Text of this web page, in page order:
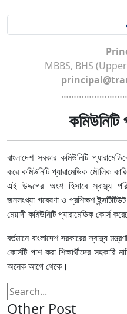
MBBS, BHS
কমিউনিটি
বাংলাদেশ সরকার কমিউনিটি
করে কমিউনিটি প্যারামেডিক মৌলিক
এই উদ্দগের অংশ হিসাবে স্বাস্থ্য
জনসংখ্যা গবেষণা ও প্রশিক্ষণ
মেয়াদী কমিউনিটি প্যারামেডিক কোর্স
বর্তমানে বাংলাদেশ সরকারের স্বাস্থ্য
কোর্সটি পাশ করা শিক্ষার্থীদের সহকারি
অনেক আগে থেকে।
Other Post